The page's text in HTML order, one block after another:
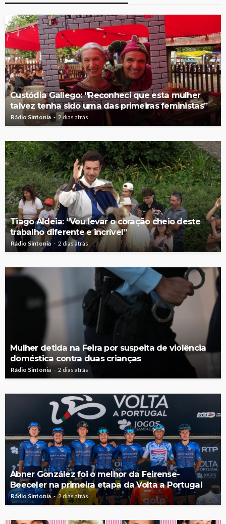
Custódia Gallego: “Reconheci que esta mulher
talvez tenha sido uma das primeiras feministas”
Rádio Sintonia 2 dias atrás
Tiago Aldeia: “Vou levar o coração cheio deste
trabalho diferente e incrível”
Rádio Sintonia 2 dias atrás
Mulher detida na Feira por suspeita de violência
doméstica contra duas crianças
Rádio Sintonia 2 dias atrás
Abner González foi o melhor da Feirense-
Beeceler na primeira etapa da Volta a Portugal
Rádio Sintonia 2 dias atrás